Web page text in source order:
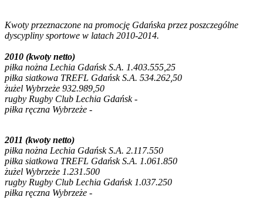
Kwoty przeznaczone na promocję Gdańska przez poszczególne
dyscypliny sportowe w latach 2010-2014.
2010 (kwoty netto)
piłka nożna Lechia Gdańsk S.A. 1.403.555,25
piłka siatkowa TREFL Gdańsk S.A. 534.262,50
żużel Wybrzeże 932.989,50
rugby Rugby Club Lechia Gdańsk -
piłka ręczna Wybrzeże -
2011 (kwoty netto)
piłka nożna Lechia Gdańsk S.A. 2.117.550
piłka siatkowa TREFL Gdańsk S.A. 1.061.850
żużel Wybrzeże 1.231.500
rugby Rugby Club Lechia Gdańsk 1.037.250
piłka ręczna Wybrzeże -